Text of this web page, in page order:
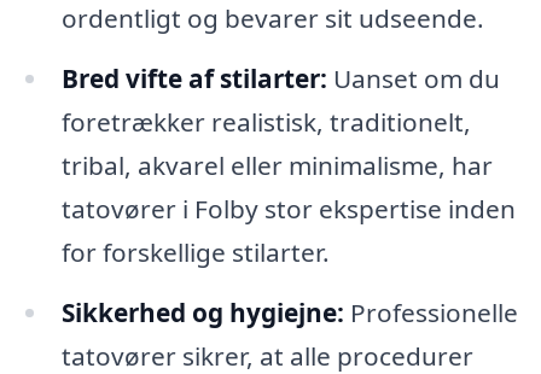
ordentligt og bevarer sit udseende.
Bred vifte af stilarter: Uanset om du
foretrækker realistisk, traditionelt,
tribal, akvarel eller minimalisme, har
tatovører i Folby stor ekspertise inden
for forskellige stilarter.
Sikkerhed og hygiejne: Professionelle
tatovører sikrer, at alle procedurer